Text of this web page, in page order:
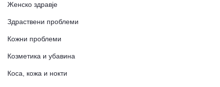
Женско здравје
Здраствени проблеми
Кожни проблеми
Козметика и убавина
Коса, кожа и нокти